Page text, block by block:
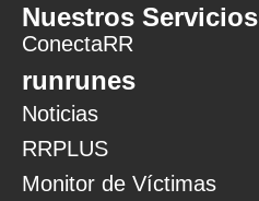
Nuestros Servicios
ConectaRR
runrunes
Noticias
RRPLUS
Monitor de Víctimas